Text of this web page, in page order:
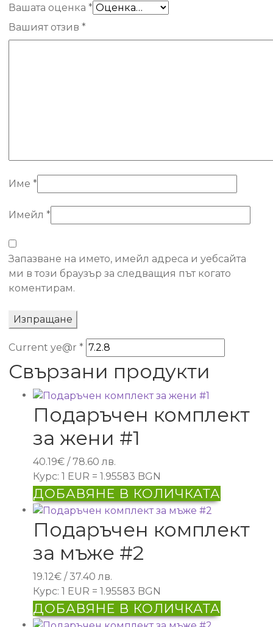
Вашата оценка *
Вашият отзив *
Име *
Имейл *
Запазване на името, имейл адреса и уебсайта
ми в този браузър за следващия път когато
коментирам.
Current ye@r *
Свързани продукти
Подаръчен комплект
за жени #1
40.19€ / 78.60 лв.
Курс: 1 EUR = 1.95583 BGN
ДОБАВЯНЕ В КОЛИЧКАТА
Подаръчен комплект
за мъже #2
19.12€ / 37.40 лв.
Курс: 1 EUR = 1.95583 BGN
ДОБАВЯНЕ В КОЛИЧКАТА